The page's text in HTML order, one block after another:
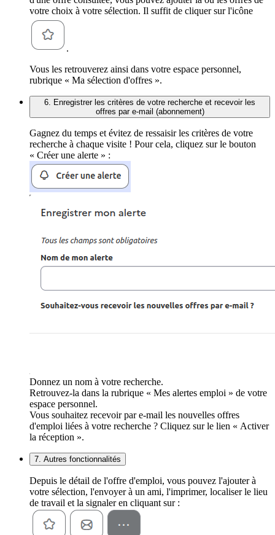
votre choix à votre sélection. Il suffit de cliquer sur l'icône
.
Vous les retrouverez ainsi dans votre espace personnel,
rubrique « Ma sélection d'offres ».
6. Enregistrer les critères de votre recherche et recevoir les
offres par e-mail (abonnement)
Gagnez du temps et évitez de ressaisir les critères de votre
recherche à chaque visite ! Pour cela, cliquez sur le bouton
« Créer une alerte » :
Donnez un nom à votre recherche.
Retrouvez-la dans la rubrique « Mes alertes emploi » de votre
espace personnel.
Vous souhaitez recevoir par e-mail les nouvelles offres
d'emploi liées à votre recherche ? Cliquez sur le lien « Activer
la réception ».
7. Autres fonctionnalités
Depuis le détail de l'offre d'emploi, vous pouvez l'ajouter à
votre sélection, l'envoyer à un ami, l'imprimer, localiser le lieu
de travail et la signaler en cliquant sur :